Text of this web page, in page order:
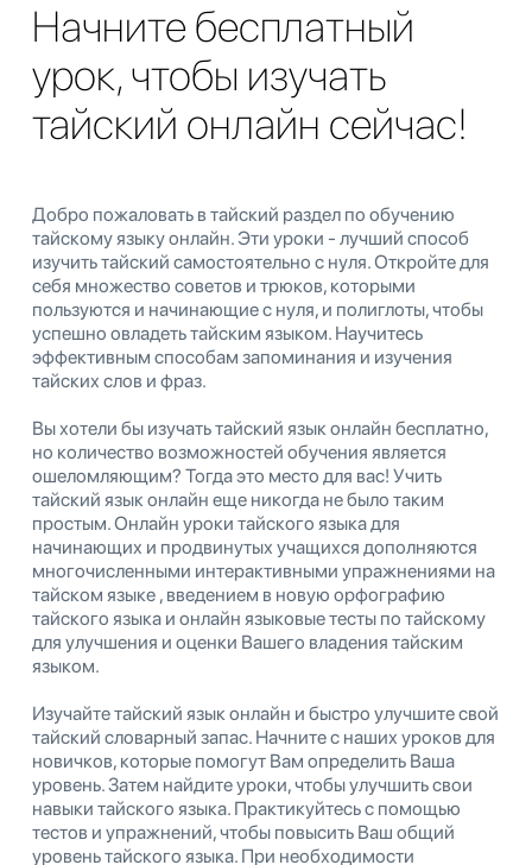
Начните бесплатный
урок, чтобы изучать
тайский онлайн сейчас!
Добро пожаловать в тайский раздел по обучению
тайскому языку онлайн. Эти уроки - лучший способ
изучить тайский самостоятельно с нуля. Откройте для
себя множество советов и трюков, которыми
пользуются и начинающие с нуля, и полиглоты, чтобы
успешно овладеть тайским языком. Научитесь
эффективным способам запоминания и изучения
тайских слов и фраз.
Вы хотели бы изучать тайский язык онлайн бесплатно,
но количество возможностей обучения является
ошеломляющим? Тогда это место для вас! Учить
тайский язык онлайн еще никогда не было таким
простым. Онлайн уроки тайского языка для
начинающих и продвинутых учащихся дополняются
многочисленными интерактивными упражнениями на
тайском языке , введением в новую орфографию
тайского языка и онлайн языковые тесты по тайскому
для улучшения и оценки Вашего владения тайским
языком.
Изучайте тайский язык онлайн и быстро улучшите свой
тайский словарный запас. Начните с наших уроков для
новичков, которые помогут Вам определить Ваша
уровень. Затем найдите уроки, чтобы улучшить свои
навыки тайского языка. Практикуйтесь с помощью
тестов и упражнений, чтобы повысить Ваш общий
уровень тайского языка. При необходимости